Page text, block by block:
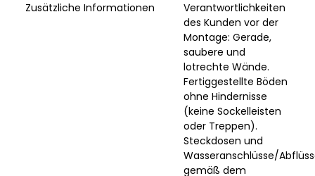
Zusätzliche Informationen
Verantwortlichkeiten
des Kunden vor der
Montage: Gerade,
saubere und
lotrechte Wände.
Fertiggestellte Böden
ohne Hindernisse
(keine Sockelleisten
oder Treppen).
Steckdosen und
Wasseranschlüsse/
gemäß dem